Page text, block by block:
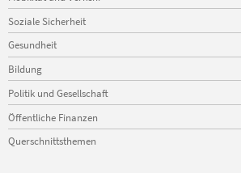
Soziale Sicherheit
Gesundheit
Bildung
Politik und Gesellschaft
Öffentliche Finanzen
Querschnittsthemen